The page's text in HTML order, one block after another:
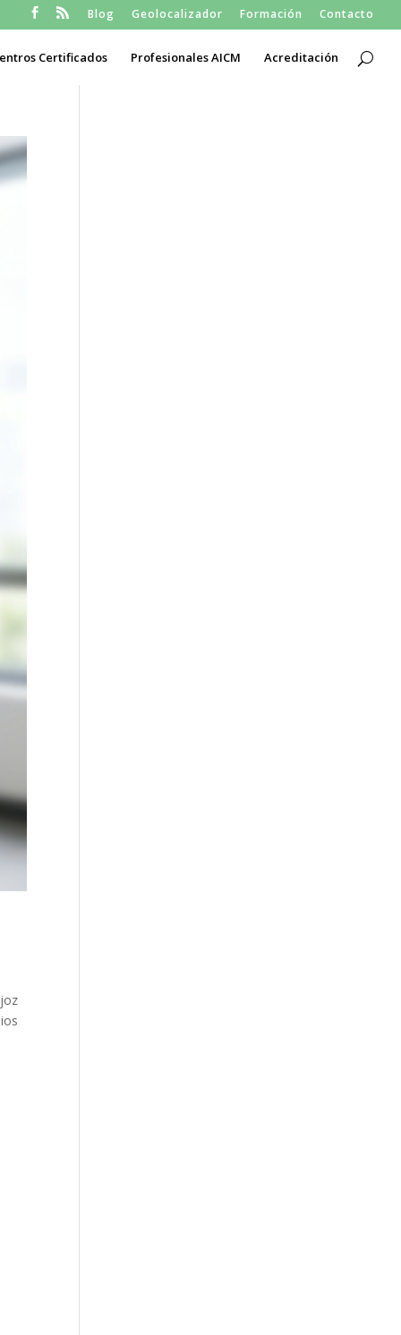
Blog Geolocalizador Formación Contacto
Certificados Profesionales AICM Acreditación